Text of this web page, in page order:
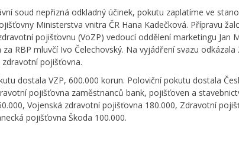
soud nepřizná odkladný účinek, pokutu zaplatíme ve
Ministerstva vnitra ČR Hana Kadečková. Přípravu
pojišťovnu (VoZP) vedoucí oddělení marketingu Jan
za RBP mluvčí Ivo Čelechovský. Na vyjádření svazu
pojišťovna.
dostala VZP, 600.000 korun. Poloviční pokutu dostala
pojišťovna zaměstnanců bank, pojišťoven a
Vojenská zdravotní pojišťovna 180.000, Zdravotní
pojišťovna Škoda 100.000.